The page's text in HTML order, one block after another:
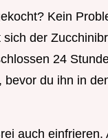
Kein
sich der
24
bevor du ihn in
auch einfrieren.